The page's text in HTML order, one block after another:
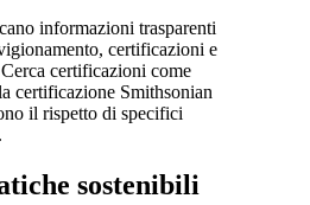
informazioni trasparenti
certificazioni e
certificazioni come
certificazione Smithsonian
il rispetto di specifici
sostenibili